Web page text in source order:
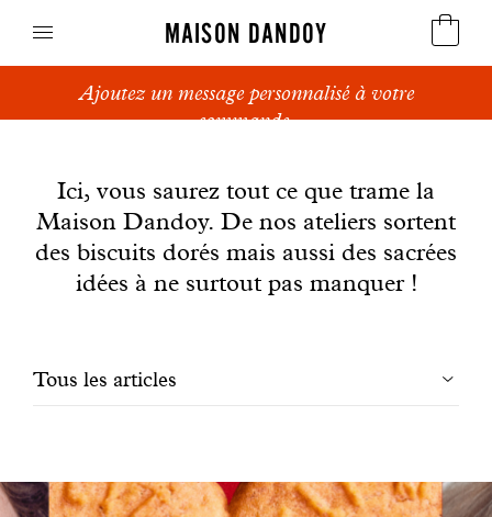
MAISON DANDOY
Speculoos
Pains sucrés
Gâteaux
Engagé avec bon sens
Ajoutez un message personnalisé à votre
commande.
Ici, vous saurez tout ce que trame la
Maison Dandoy. De nos ateliers sortent
des biscuits dorés mais aussi des sacrées
idées à ne surtout pas manquer !
Filtrer
Tous les articles